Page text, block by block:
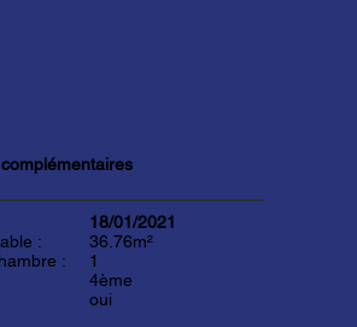
:
:
18/01/2021
36.76m²
1
4ème
oui